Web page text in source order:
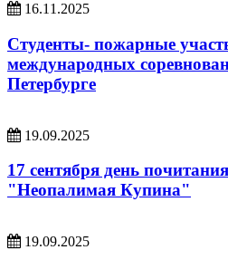
16.11.2025
Студенты- пожарные
международных
Петербурге
19.09.2025
17 сентября день
"Неопалимая Купина"
19.09.2025